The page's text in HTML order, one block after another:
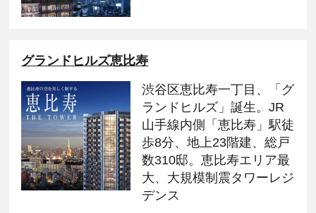
グランドヒルズ恵比寿
渋谷区恵比寿一丁目、「グ
ランドヒルズ」誕生。JR
山手線内側「恵比寿」駅徒
歩8分、地上23階建、総戸
数310邸。恵比寿エリア最
大、大規模制震タワーレジ
デンス